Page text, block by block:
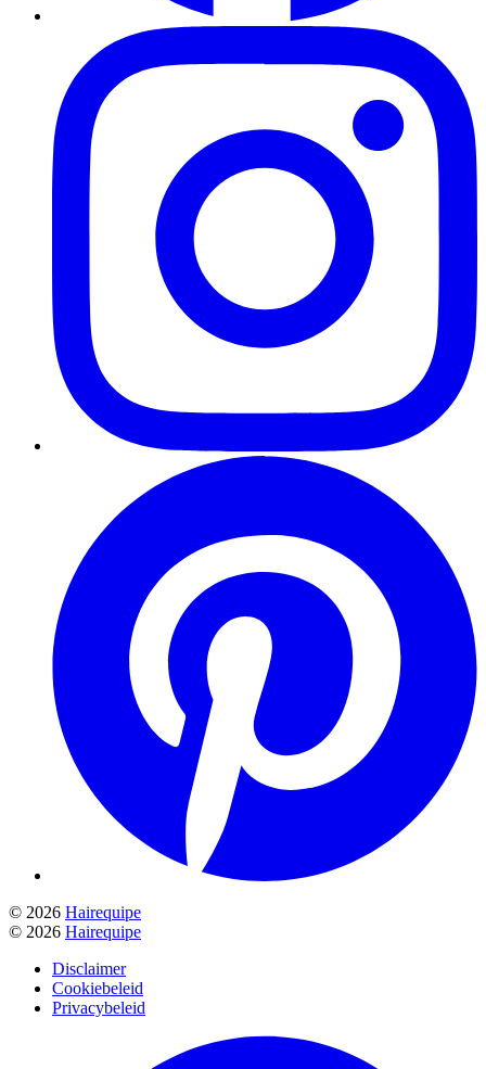
© 2026 Hairequipe
© 2026 Hairequipe
Disclaimer
Cookiebeleid
Privacybeleid